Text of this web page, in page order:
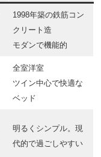
1998年築の鉄筋コン
クリート造
モダンで機能的
全室洋室
ツイン中心で快適な
ベッド
明るくシンプル。現
代的で過ごしやすい